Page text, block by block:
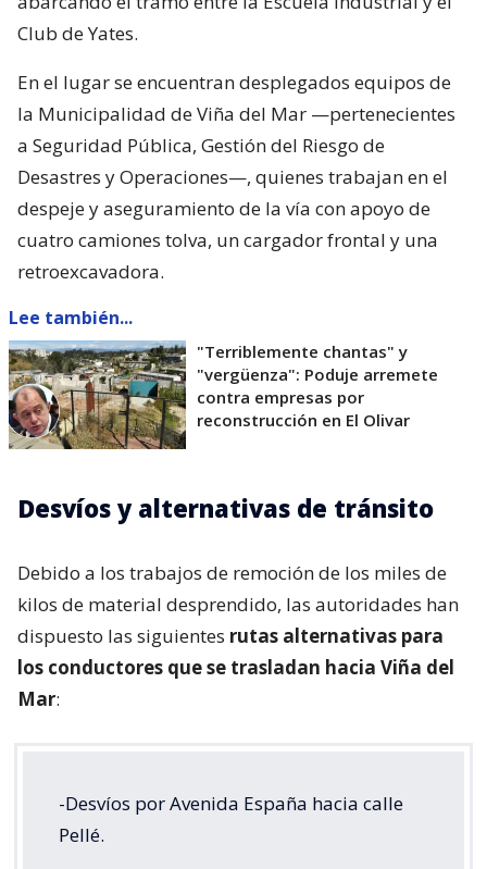
Club de Yates.
En el lugar se encuentran desplegados equipos de
la Municipalidad de Viña del Mar —pertenecientes
a Seguridad Pública, Gestión del Riesgo de
Desastres y Operaciones—, quienes trabajan en el
despeje y aseguramiento de la vía con apoyo de
cuatro camiones tolva, un cargador frontal y una
retroexcavadora.
Lee también...
"Terriblemente chantas" y
"vergüenza": Poduje arremete
contra empresas por
reconstrucción en El Olivar
Desvíos y alternativas de tránsito
Debido a los trabajos de remoción de los miles de
kilos de material desprendido, las autoridades han
dispuesto las siguientes rutas alternativas para
los conductores que se trasladan hacia Viña del
Mar:
-Desvíos por Avenida España hacia calle
Pellé.